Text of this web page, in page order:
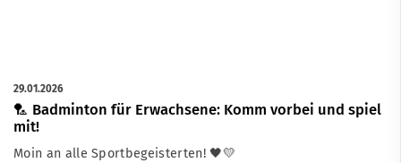
29.01.2026
🏸 Badminton für Erwachsene: Komm vorbei und spiel
mit!
Moin an alle Sportbegeisterten! 🖤💛